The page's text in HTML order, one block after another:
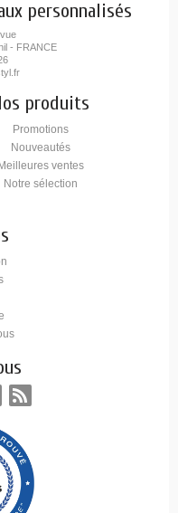
personnalisés
- FRANCE
produits
Promotions
Nouveautés
Meilleures ventes
Notre sélection